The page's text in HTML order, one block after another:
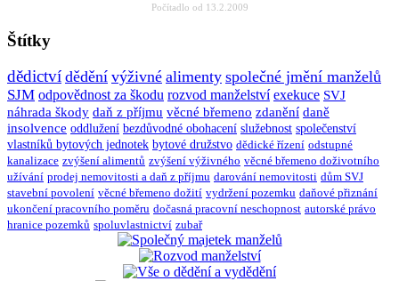
Počítadlo od 13.2.2009
Štítky
dědictví dědění výživné alimenty společné jmění manželů
SJM odpovědnost za škodu rozvod manželství exekuce SVJ
náhrada škody daň z příjmu věcné břemeno zdanění daně
insolvence oddlužení bezdůvodné obohacení služebnost společenství
vlastníků bytových jednotek bytové družstvo dědické řízení odstupné
kanalizace zvýšení alimentů zvýšení výživného věcné břemeno doživotního
užívání prodej nemovitosti a daň z příjmu darování nemovitosti dům SVJ
stavební povolení věcné břemeno dožití vydržení pozemku daňové přiznání
ukončení pracovního poměru dočasná pracovní neschopnost autorské právo
hranice pozemků spoluvlastnictví zubař